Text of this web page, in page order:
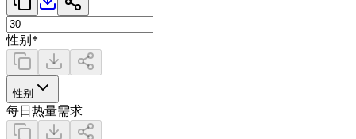
性别 *
性别
每日热量需求